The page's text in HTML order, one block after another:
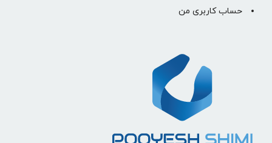
حساب کاربری من